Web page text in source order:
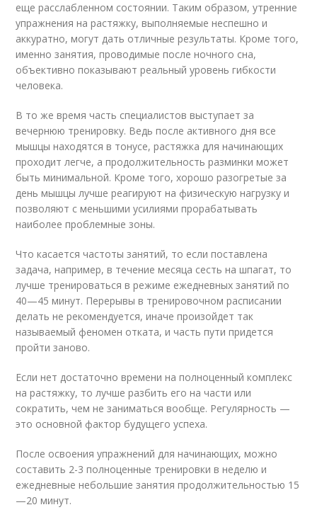
еще расслабленном состоянии. Таким образом, утренние
упражнения на растяжку, выполняемые неспешно и
аккуратно, могут дать отличные результаты. Кроме того,
именно занятия, проводимые после ночного сна,
объективно показывают реальный уровень гибкости
человека.
В то же время часть специалистов выступает за
вечернюю тренировку. Ведь после активного дня все
мышцы находятся в тонусе, растяжка для начинающих
проходит легче, а продолжительность разминки может
быть минимальной. Кроме того, хорошо разогретые за
день мышцы лучше реагируют на физическую нагрузку и
позволяют с меньшими усилиями прорабатывать
наиболее проблемные зоны.
Что касается частоты занятий, то если поставлена
задача, например, в течение месяца сесть на шпагат, то
лучше тренироваться в режиме ежедневных занятий по
40—45 минут. Перерывы в тренировочном расписании
делать не рекомендуется, иначе произойдет так
называемый феномен отката, и часть пути придется
пройти заново.
Если нет достаточно времени на полноценный комплекс
на растяжку, то лучше разбить его на части или
сократить, чем не заниматься вообще. Регулярность —
это основной фактор будущего успеха.
После освоения упражнений для начинающих, можно
составить 2-3 полноценные тренировки в неделю и
ежедневные небольшие занятия продолжительностью 15
—20 минут.